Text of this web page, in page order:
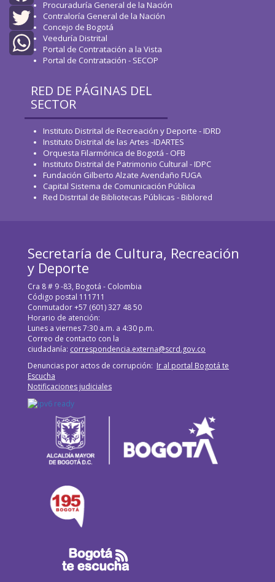
Facebook
Twitter
WhatsApp
Procuraduría General de la Nación
Contraloría General de la Nación
Concejo de Bogotá
Veeduría Distrital
Portal de Contratación a la Vista
Portal de Contratación - SECOP
RED DE PÁGINAS DEL
SECTOR
Instituto Distrital de Recreación y Deporte - IDRD
Instituto Distrital de las Artes -IDARTES
Orquesta Filarmónica de Bogotá - OFB
Instituto Distrital de Patrimonio Cultural - IDPC
Fundación Gilberto Alzate Avendaño FUGA
Capital Sistema de Comunicación Pública
Red Distrital de Bibliotecas Públicas - Biblored
Secretaría de Cultura, Recreación
y Deporte
Cra 8 # 9 -83, Bogotá - Colombia
Código postal 111711
Conmutador +57 (601) 327 48 50
Horario de atención:
Lunes a viernes 7:30 a.m. a 4:30 p.m.
Correo de contacto con la
ciudadanía: correspondencia.externa@scrd.gov.co
Denuncias por actos de corrupción: Ir al portal Bogotá te
Escucha
Notificaciones judiciales